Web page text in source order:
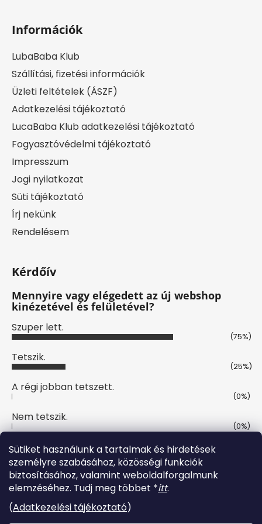
Sütiket használunk a tartalmak és hirdetések
személyre szabásához, közösségi funkciók
biztosításához, valamint weboldalforgalmunk
elemzéséhez. Tudj meg többet *itt.
(Adatkezelési tájékoztató)
Információk
LubaBaba Klub
Szállítási, fizetési információk
Üzleti feltételek (ÁSZF)
Adatkezelési tájékoztató
LucaBaba Klub adatkezelési tájékoztató
Fogyasztóvédelmi tájékoztató
Impresszum
Jogi nyilatkozat
Süti tájékoztató
Írj nekünk
Rendelésem
Kérdőív
Mennyire vagy elégedett az új webshop
kinézetével és felületével?
Szuper lett.
(75%)
Tetszik.
(25%)
A régi jobban tetszett.
(0%)
Nem tetszik.
(0%)
Szavazatok száma:4
Online fizetési lehetőséget biztosítunk